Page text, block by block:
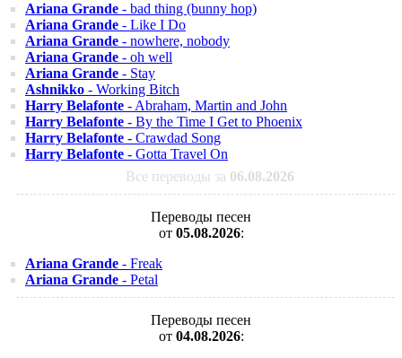
Ariana Grande - bad thing (bunny hop)
Ariana Grande - Like I Do
Ariana Grande - nowhere, nobody
Ariana Grande - oh well
Ariana Grande - Stay
Ashnikko - Working Bitch
Harry Belafonte - Abraham, Martin and John
Harry Belafonte - By the Time I Get to Phoenix
Harry Belafonte - Crawdad Song
Harry Belafonte - Gotta Travel On
Все переводы за 06.08.2026
Переводы песен
от 05.08.2026:
Ariana Grande - Freak
Ariana Grande - Petal
Переводы песен
от 04.08.2026: